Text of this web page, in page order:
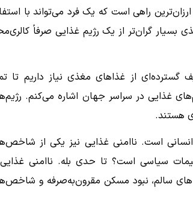
راهی است که یک فرد می‌تواند با
بسیار گران‌تر از یک رژیم غذایی صرفاً
از غذاهای مغذی نیاز داریم تا
غذایی در سراسر جهان اشاره می‌کنم.
هستند.
است. ناامنی غذایی نیز یکی از
سیاسی است؟ تا حدی بله. ناامنی غذایی
سالم، نبود مسکن مقرون‌به‌صرفه و